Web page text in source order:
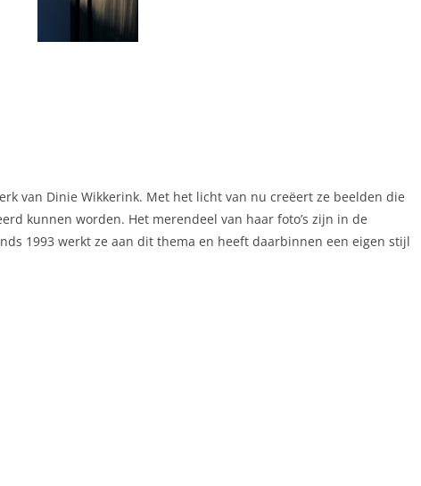
van Dinie Wikkerink. Met het licht van nu creëert ze beelden die
kunnen worden. Het merendeel van haar foto’s zijn in de
1993 werkt ze aan dit thema en heeft daarbinnen een eigen stijl